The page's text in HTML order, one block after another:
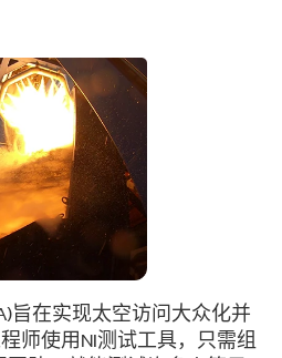
旨在实现太空访问大众化并
师使用NI测试工具，只需组